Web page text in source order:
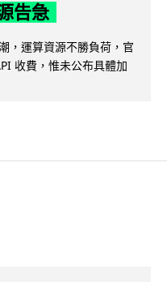
告急
，運算資源不勝負荷，官
收費，惟未公布具體加